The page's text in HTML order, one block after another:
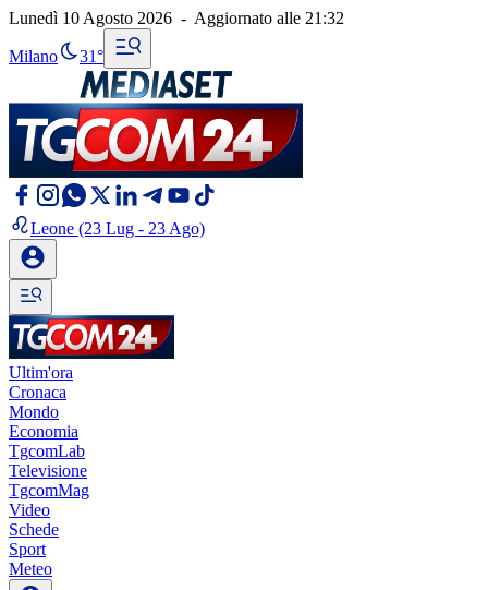
Lunedì 10 Agosto 2026 - Aggiornato alle 21:32
Milano 31°
Leone (23 Lug - 23 Ago)
Ultim'ora
Cronaca
Mondo
Economia
TgcomLab
Televisione
TgcomMag
Video
Schede
Sport
Meteo